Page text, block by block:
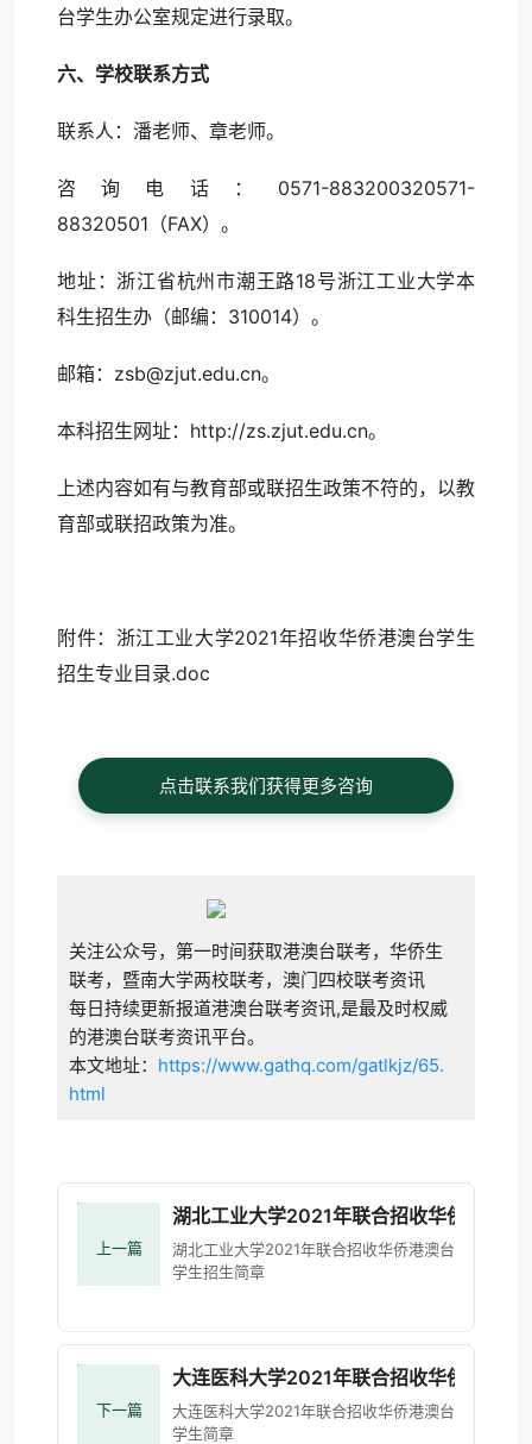
台学生办公室规定进行录取。
六、学校联系方式
联系人：潘老师、章老师。
咨询电话：0571-883200320571-
88320501（FAX）。
地址：浙江省杭州市潮王路18号浙江工业大学本
科生招生办（邮编：310014）。
邮箱：zsb@zjut.edu.cn。
本科招生网址：http://zs.zjut.edu.cn。
上述内容如有与教育部或联招生政策不符的，以教
育部或联招政策为准。
附件： 浙江工业大学2021年招收华侨港澳台学生
招生专业目录.doc
点击联系我们获得更多咨询
关注公众号，第一时间获取港澳台联考，华侨生
联考，暨南大学两校联考，澳门四校联考资讯
每日持续更新报道港澳台联考资讯,是最及时权威
的港澳台联考资讯平台。
本文地址： https://www.gathq.com/gatlkjz/65.
html
上一篇
湖北工业大学2021年联合招收华侨港澳台
湖北工业大学2021年联合招收华侨港澳台
学生招生简章
下一篇
大连医科大学2021年联合招收华侨港澳台
大连医科大学2021年联合招收华侨港澳台
学生简章